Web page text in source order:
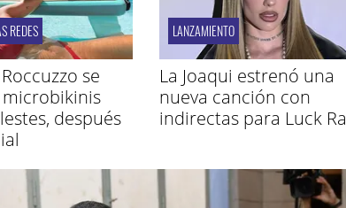
REDES
se
después
LANZAMIENTO
La Joaqui estrenó una
nueva canción con
indirectas para Luck Ra